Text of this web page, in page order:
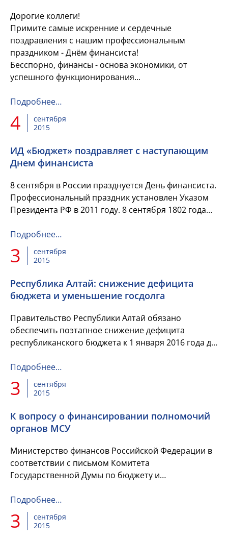
Дорогие коллеги!
Примите самые искренние и сердечные
поздравления с нашим профессиональным
праздником - Днём финансиста!
Бесспорно, финансы - основа экономики, от
успешного функционирования...
Подробнее…
4
сентября
2015
ИД «Бюджет» поздравляет с наступающим
Днем финансиста
8 сентября в России празднуется День финансиста.
Профессиональный праздник установлен Указом
Президента РФ в 2011 году. 8 сентября 1802 года
финансов России.
Подробнее…
3
сентября
2015
Республика Алтай: снижение дефицита
бюджета и уменьшение госдолга
Правительство Республики Алтай обязано
обеспечить поэтапное снижение дефицита
республиканского бюджета к 1 января 2016 года до
безвозмездных поступлений за 2015...
Подробнее…
3
сентября
2015
К вопросу о финансировании полномочий
органов МСУ
Министерство финансов Российской Федерации в
соответствии с письмом Комитета
Государственной Думы по бюджету и
по вопросу финансирования...
Подробнее…
3
сентября
2015